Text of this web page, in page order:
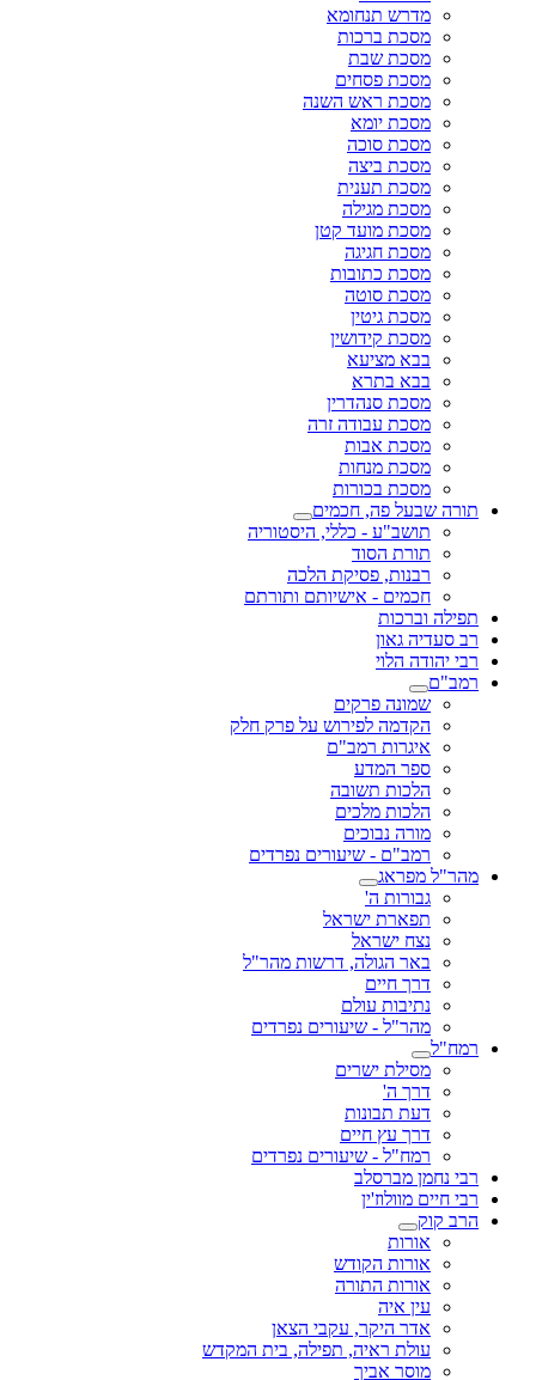
מדרש תנחומא
מסכת ברכות
מסכת שבת
מסכת פסחים
מסכת ראש השנה
מסכת יומא
מסכת סוכה
מסכת ביצה
מסכת תענית
מסכת מגילה
מסכת מועד קטן
מסכת חגיגה
מסכת כתובות
מסכת סוטה
מסכת גיטין
מסכת קידושין
בבא מציעא
בבא בתרא
מסכת סנהדרין
מסכת עבודה זרה
מסכת אבות
מסכת מנחות
מסכת בכורות
תורה שבעל פה, חכמים
תושב"ע - כללי, היסטוריה
תורת הסוד
רבנות, פסיקת הלכה
חכמים - אישיותם ותורתם
תפילה וברכות
רב סעדיה גאון
רבי יהודה הלוי
רמב"ם
שמונה פרקים
הקדמה לפירוש על פרק חלק
איגרות רמב"ם
ספר המדע
הלכות תשובה
הלכות מלכים
מורה נבוכים
רמב"ם - שיעורים נפרדים
מהר"ל מפראג
גבורות ה'
תפארת ישראל
נצח ישראל
באר הגולה, דרשות מהר"ל
דרך חיים
נתיבות עולם
מהר"ל - שיעורים נפרדים
רמח"ל
מסילת ישרים
דרך ה'
דעת תבונות
דרך עץ חיים
רמח"ל - שיעורים נפרדים
רבי נחמן מברסלב
רבי חיים מוולוז'ין
הרב קוק
אורות
אורות הקודש
אורות התורה
עין איה
אדר היקר, עקבי הצאן
עולת ראיה, תפילה, בית המקדש
מוסר אביך